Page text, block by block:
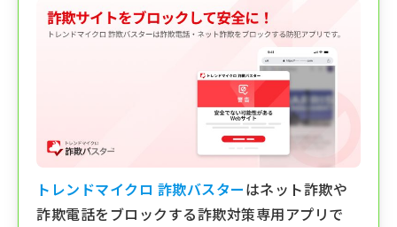
トレンドマイクロ 詐欺バスターはネット詐欺や
詐欺電話をブロックする詐欺対策専用アプリで